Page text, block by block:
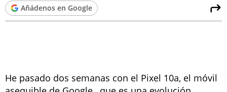
Añádenos en Google
He pasado dos semanas con el Pixel 10a, el móvil